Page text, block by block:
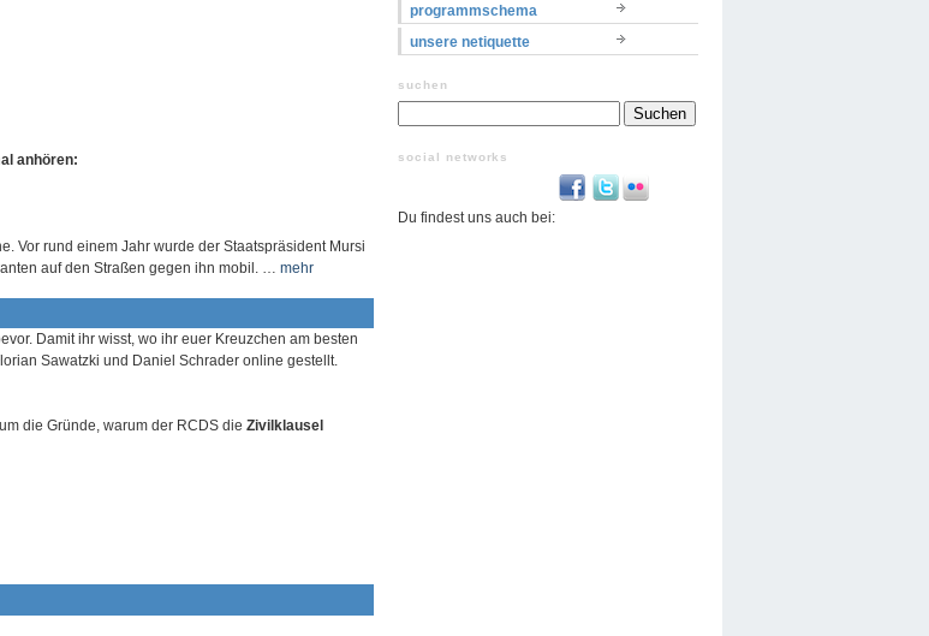
anhören:
Vor rund einem Jahr wurde der Staatspräsident Mursi
auf den Straßen gegen ihn mobil. … mehr
Damit ihr wisst, wo ihr euer Kreuzchen am besten
Sawatzki und Daniel Schrader online gestellt.
die Gründe, warum der RCDS die Zivilklausel
programmschema
unsere netiquette
suchen
social networks
Du findest uns auch bei: